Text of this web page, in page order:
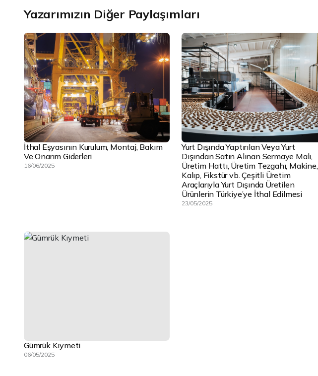
Yazarımızın Diğer Paylaşımları
İthal Eşyasının Kurulum, Montaj, Bakım
Ve Onarım Giderleri
16/06/2025
Yurt Dışında Yaptırılan Veya Yurt
Dışından Satın Alınan Sermaye Malı,
Üretim Hattı, Üretim Tezgahı, Makine,
Kalıp, Fikstür vb. Çeşitli Üretim
Araçlarıyla Yurt Dışında Üretilen
Ürünlerin Türkiye’ye İthal Edilmesi
23/05/2025
Gümrük Kıymeti
06/05/2025